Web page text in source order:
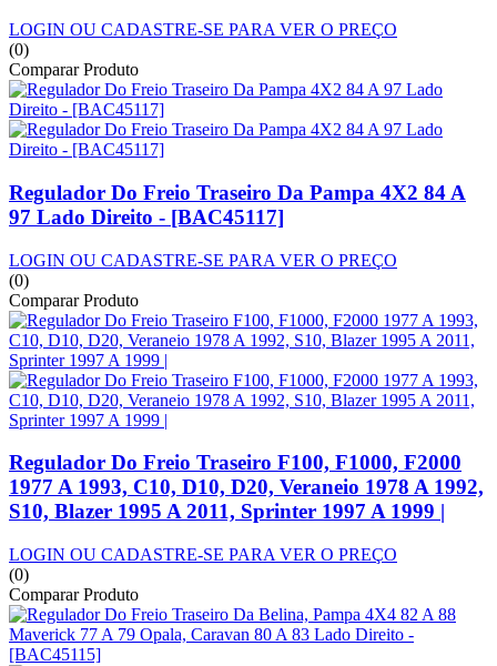
LOGIN OU CADASTRE-SE PARA VER O PREÇO
(0)
Comparar Produto
Regulador Do Freio Traseiro Da Pampa 4X2 84 A
97 Lado Direito - [BAC45117]
LOGIN OU CADASTRE-SE PARA VER O PREÇO
(0)
Comparar Produto
Regulador Do Freio Traseiro F100, F1000, F2000
1977 A 1993, C10, D10, D20, Veraneio 1978 A 1992,
S10, Blazer 1995 A 2011, Sprinter 1997 A 1999 |
LOGIN OU CADASTRE-SE PARA VER O PREÇO
(0)
Comparar Produto